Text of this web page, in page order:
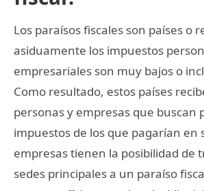
Los paraísos fiscales son países o
asiduamente los impuestos
empresariales son muy bajos o
Como resultado, estos países
personas y empresas que buscan
impuestos de los que pagarían en
empresas tienen la posibilidad de
sedes principales a un paraíso